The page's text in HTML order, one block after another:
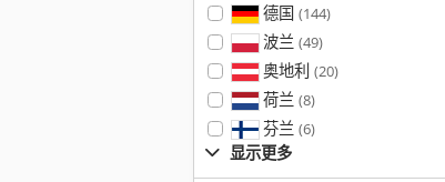
德国 (144)
波兰 (49)
奥地利 (20)
荷兰 (8)
芬兰 (6)
显示更多